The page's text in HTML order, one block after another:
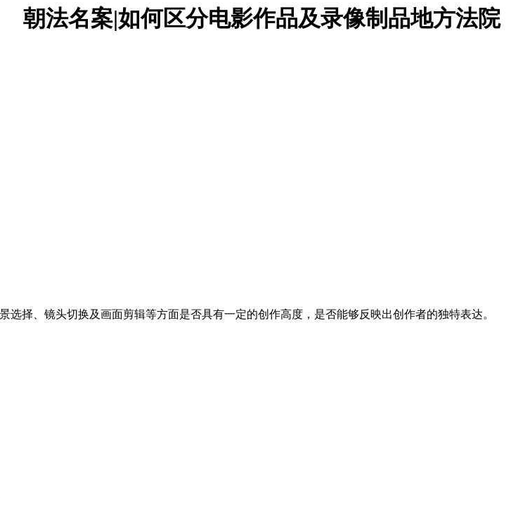
朝法名案|如何区分电影作品及录像制品地方法院
择、镜头切换及画面剪辑等方面是否具有一定的创作高度，是否能够反映出创作者的独特表达。